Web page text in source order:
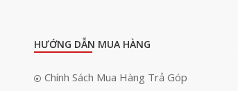
HƯỚNG DẪN MUA HÀNG
Chính Sách Mua Hàng Trả Góp